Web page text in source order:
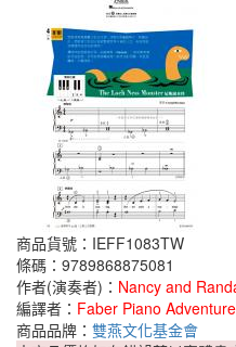
商品貨號：IEFF1083TW
條碼：9789868875081
作者(演奏者)： Nancy and
編譯者： Faber Piano
商品品牌： 雙燕文化基金會